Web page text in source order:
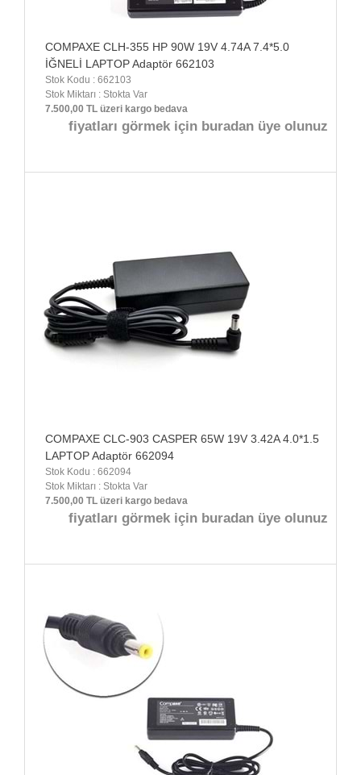
COMPAXE CLH-355 HP 90W 19V 4.74A 7.4*5.0
İĞNELİ LAPTOP Adaptör 662103
Stok Kodu : 662103
Stok Miktarı : Stokta Var
7.500,00 TL üzeri kargo bedava
fiyatları görmek için buradan üye olunuz
COMPAXE CLC-903 CASPER 65W 19V 3.42A 4.0*1.5
LAPTOP Adaptör 662094
Stok Kodu : 662094
Stok Miktarı : Stokta Var
7.500,00 TL üzeri kargo bedava
fiyatları görmek için buradan üye olunuz